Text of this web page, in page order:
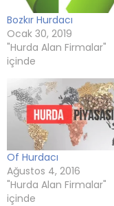
Bozkır Hurdacı
Ocak 30, 2019
"Hurda Alan Firmalar"
içinde
Of Hurdacı
Ağustos 4, 2016
"Hurda Alan Firmalar"
içinde